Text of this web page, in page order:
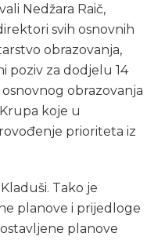
Nedžara Raič,
svih osnovnih
obrazovanja,
poziv za dodjelu 14
obrazovanja
koje u
prioriteta iz
Tako je
planove i prijedloge
planove